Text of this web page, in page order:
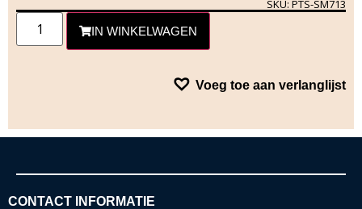
SKU: PTS-SM713
IN WINKELWAGEN
Voeg toe aan verlanglijst
CONTACT INFORMATIE